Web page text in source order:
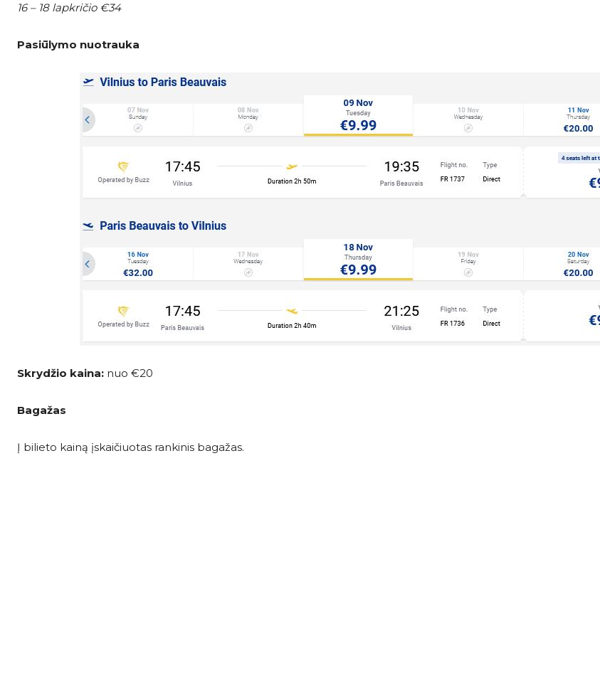
16 – 18 lapkričio €34
Pasiūlymo nuotrauka
Skrydžio kaina: nuo €20
Bagažas
Į bilieto kainą įskaičiuotas rankinis bagažas.